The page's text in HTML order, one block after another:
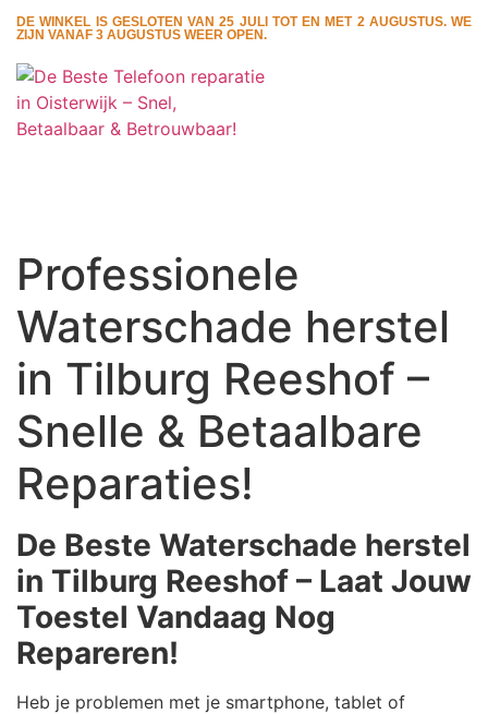
DE WINKEL IS GESLOTEN VAN 25 JULI TOT EN MET 2 AUGUSTUS. WE
ZIJN VANAF 3 AUGUSTUS WEER OPEN.
Professionele
Waterschade herstel
in Tilburg Reeshof –
Snelle & Betaalbare
Reparaties!
De Beste Waterschade herstel
in Tilburg Reeshof – Laat Jouw
Toestel Vandaag Nog
Repareren!
Heb je problemen met je smartphone, tablet of